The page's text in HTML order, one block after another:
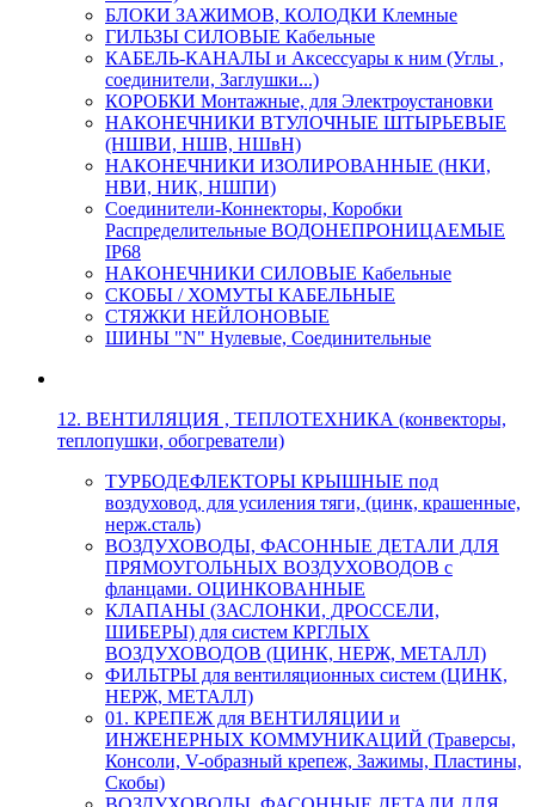
БЛОКИ ЗАЖИМОВ, КОЛОДКИ Клемные
ГИЛЬЗЫ СИЛОВЫЕ Кабельные
КАБЕЛЬ-КАНАЛЫ и Аксессуары к ним (Углы ,
соединители, Заглушки...)
КОРОБКИ Монтажные, для Электроустановки
НАКОНЕЧНИКИ ВТУЛОЧНЫЕ ШТЫРЬЕВЫЕ
(НШВИ, НШВ, НШвН)
НАКОНЕЧНИКИ ИЗОЛИРОВАННЫЕ (НКИ,
НВИ, НИК, НШПИ)
Соединители-Коннекторы, Коробки
Распределительные ВОДОНЕПРОНИЦАЕМЫЕ
IP68
НАКОНЕЧНИКИ СИЛОВЫЕ Кабельные
СКОБЫ / ХОМУТЫ КАБЕЛЬНЫЕ
СТЯЖКИ НЕЙЛОНОВЫЕ
ШИНЫ "N" Нулевые, Соединительные
12. ВЕНТИЛЯЦИЯ , ТЕПЛОТЕХНИКА (конвекторы,
теплопушки, обогреватели)
ТУРБОДЕФЛЕКТОРЫ КРЫШНЫЕ под
воздуховод, для усиления тяги, (цинк, крашенные,
нерж.сталь)
ВОЗДУХОВОДЫ, ФАСОННЫЕ ДЕТАЛИ ДЛЯ
ПРЯМОУГОЛЬНЫХ ВОЗДУХОВОДОВ с
фланцами. ОЦИНКОВАННЫЕ
КЛАПАНЫ (ЗАСЛОНКИ, ДРОССЕЛИ,
ШИБЕРЫ) для систем КРГЛЫХ
ВОЗДУХОВОДОВ (ЦИНК, НЕРЖ, МЕТАЛЛ)
ФИЛЬТРЫ для вентиляционных систем (ЦИНК,
НЕРЖ, МЕТАЛЛ)
01. КРЕПЕЖ для ВЕНТИЛЯЦИИ и
ИНЖЕНЕРНЫХ КОММУНИКАЦИЙ (Траверсы,
Консоли, V-образный крепеж, Зажимы, Пластины,
Скобы)